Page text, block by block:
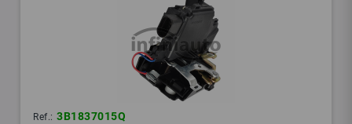
Ref.: 3B1837015Q